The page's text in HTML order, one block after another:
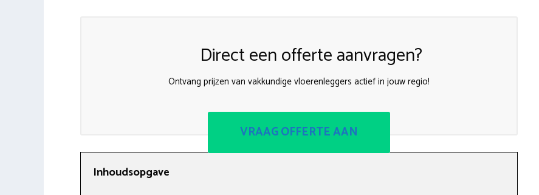
Direct een offerte aanvragen?
Ontvang prijzen van vakkundige vloerenleggers actief in jouw regio!
VRAAG OFFERTE AAN
Inhoudsopgave